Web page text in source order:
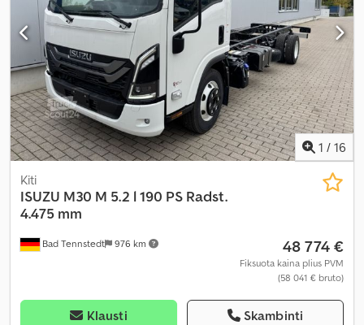
1 / 16
Bad Tennstedt 976 km
Kiti
ISUZU M30 M 5.2 l 190 PS Radst.
4.475 mm
48 774 €
Fiksuota kaina plius PVM
(58 041 € bruto)
Klausti Skambinti